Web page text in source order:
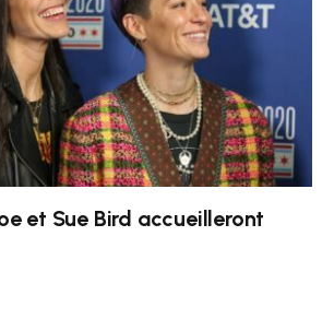
et Sue Bird accueilleront